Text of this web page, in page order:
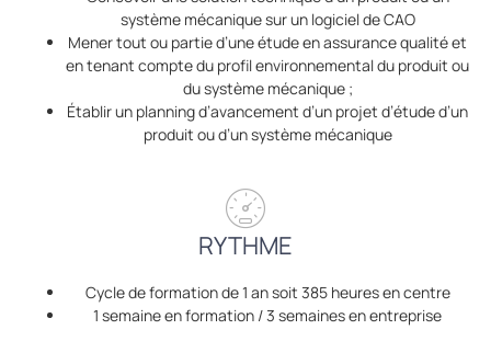
système mécanique sur un logiciel de CAO
Mener tout ou partie d’une étude en assurance qualité et
en tenant compte du profil environnemental du produit ou
du système mécanique ;
Établir un planning d’avancement d’un projet d’étude d’un
produit ou d’un système mécanique
RYTHME
Cycle de formation de 1 an soit 385 heures en centre
1 semaine en formation / 3 semaines en entreprise